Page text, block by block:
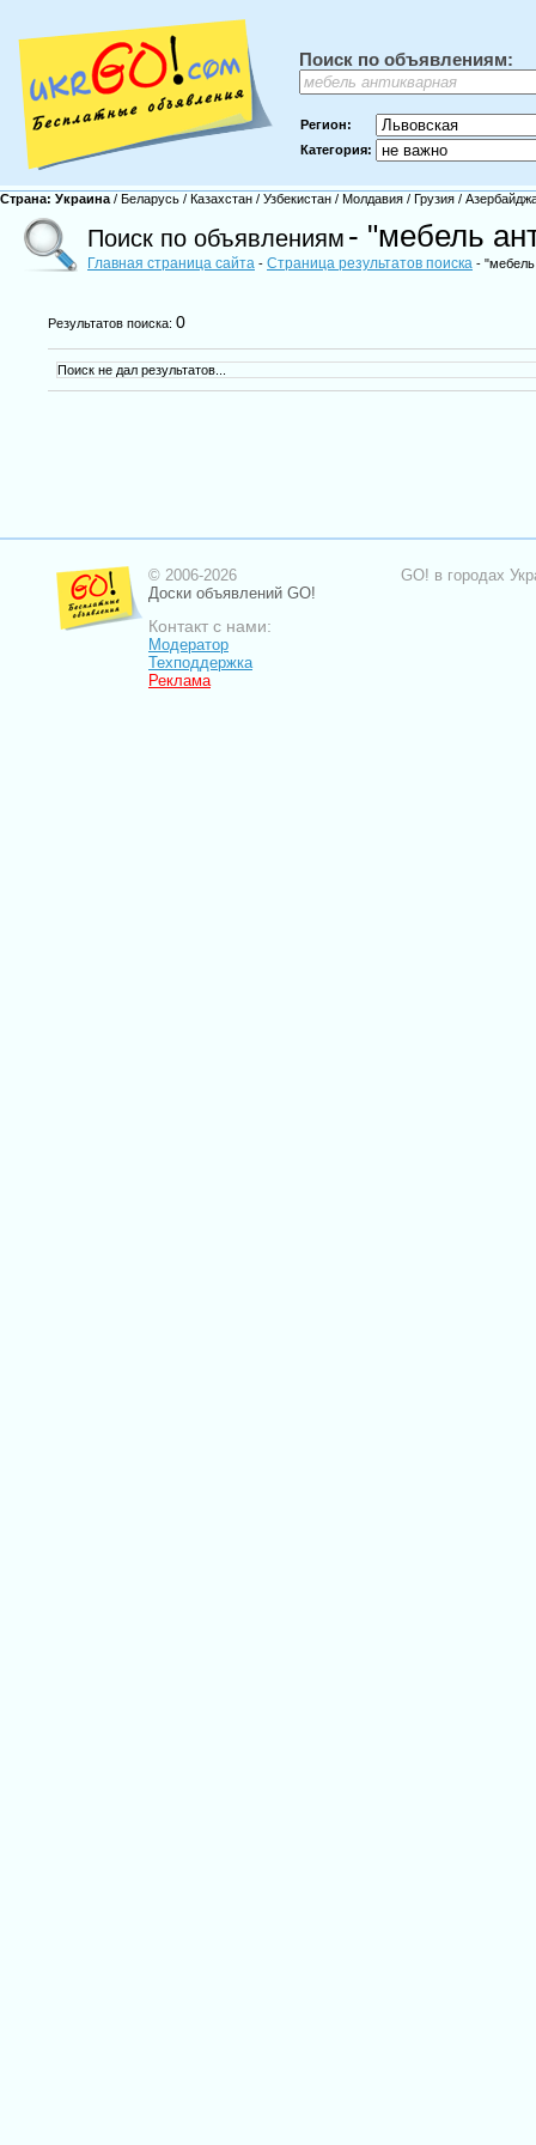
Поиск по объявлениям:
Регион:
Категория:
Страна: Украина / Беларусь / Казахстан / Узбекистан / Молдавия / Грузия /
Поиск по объявлениям - "мебель
Главная страница сайта - Страница результатов поиска - "мебель
Результатов поиска: 0
Поиск не дал результатов...
© 2006-2026
Доски объявлений GO!
Контакт с нами:
Модератор
Техподдержка
Реклама
GO! в городах